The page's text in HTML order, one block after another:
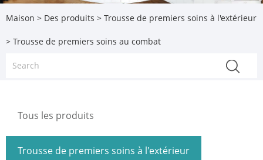
Maison > Des produits > Trousse de premiers soins à l'extérieur
> Trousse de premiers soins au combat
Tous les produits
Trousse de premiers soins à l'extérieur